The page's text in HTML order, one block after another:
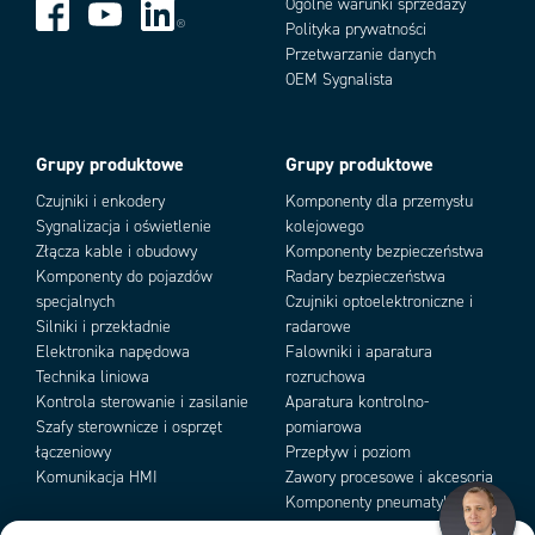
II 2 G Ex de IIC T5, T6
II 2 D Ex tD A21 T95°C, T80 °C IP66
WYMIARY
Add as new cart row
Ogólne warunki sprzedaży
Polityka prywatności
Przetwarzanie danych
OEM Sygnalista
Grupy produktowe
Czujniki i enkodery
Sygnalizacja i oświetlenie
Złącza kable i obudowy
Komponenty do pojazdów
specjalnych
Silniki i przekładnie
Elektronika napędowa
Technika liniowa
Kontrola sterowanie i zasilanie
Szafy sterownicze i osprzęt
łączeniowy
Komunikacja HMI
Grupy produktowe
Komponenty dla przemysłu
kolejowego
Komponenty bezpieczeństwa
Radary bezpieczeństwa
Czujniki optoelektroniczne i
radarowe
Falowniki i aparatura
rozruchowa
Aparatura kontrolno-
pomiarowa
Przepływ i poziom
Zawory procesowe i akcesoria
Komponenty pneumatyki i
podciśnienia